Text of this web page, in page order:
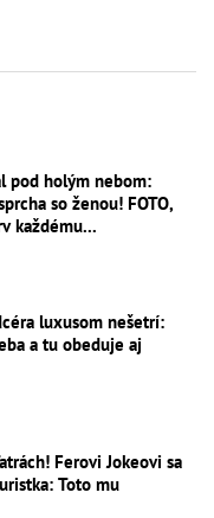
pod holým nebom:
so ženou! FOTO,
každému...
luxusom nešetrí:
a tu obeduje aj
Ferovi Jokeovi sa
Toto mu